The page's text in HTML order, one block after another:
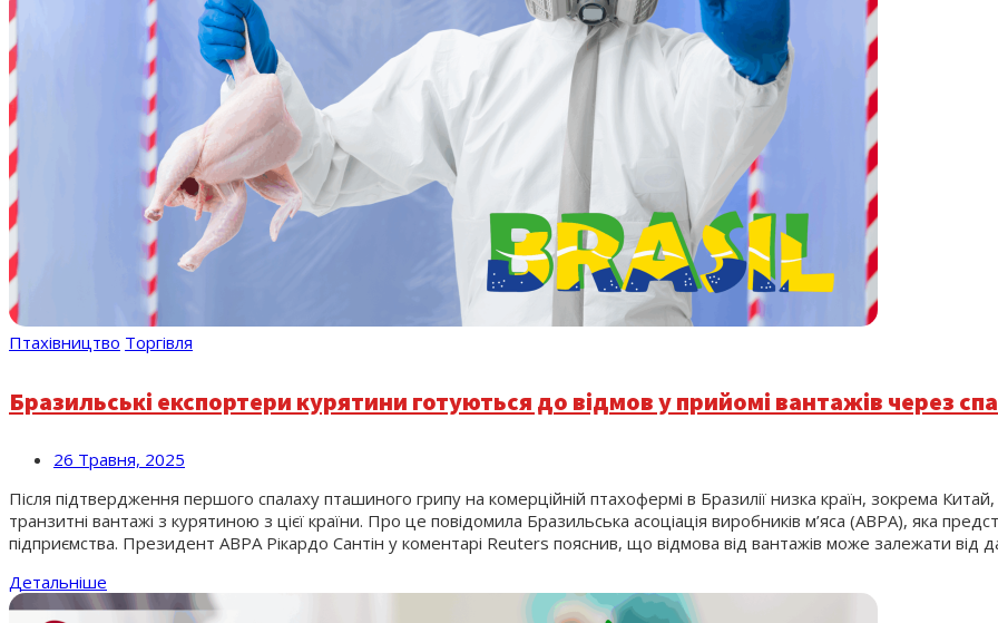
Птахівництво Торгівля
Бразильські експортери курятини готуються до відмов у прийомі вантажів через
26 Травня, 2025
Після підтвердження першого спалаху пташиного грипу на комерційній птахофермі в Бразилії низка країн, зокрема
транзитні вантажі з курятиною з цієї країни. Про це повідомила Бразильська асоціація виробників м’яса (ABPA), яка
підприємства. Президент ABPA Рікардо Сантін у коментарі Reuters пояснив, що відмова від вантажів може залежати від
Детальніше